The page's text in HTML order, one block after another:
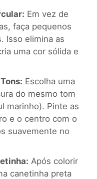
Em vez de
faça pequenos
Isso elimina as
uma cor sólida e
Escolha uma
do mesmo tom
marinho). Pinte as
e o centro com o
suavemente no
Após colorir
canetinha preta